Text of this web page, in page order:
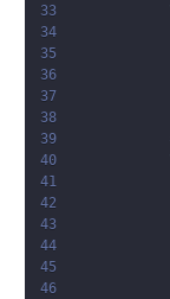
33
34
35
36
37
38
39
40
41
42
43
44
45
46